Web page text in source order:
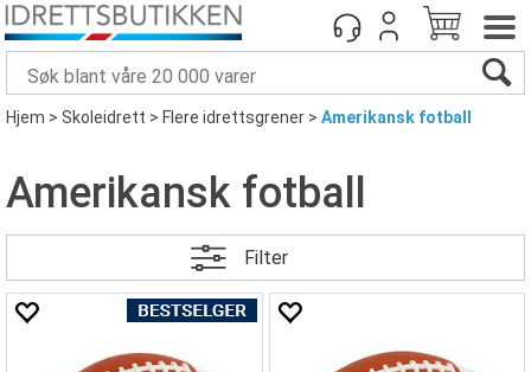
Hjem>Skoleidrett>Flere idrettsgrener>Amerikansk fotball
Amerikansk fotball
Filter